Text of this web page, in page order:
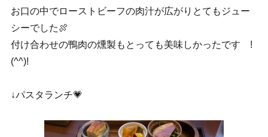
お口の中でローストビーフの肉汁が広がりとてもジュー
シーでした🍖
付け合わせの鴨肉の燻製もとっても美味しかったです !
(^^)!
↓パスタランチ💗